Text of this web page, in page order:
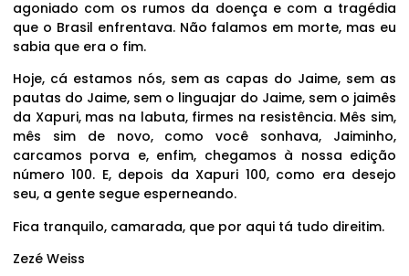
agoniado com os rumos da doença e com a tragédia
que o Brasil enfrentava. Não falamos em morte, mas eu
sabia que era o fim.
Hoje, cá estamos nós, sem as capas do Jaime, sem as
pautas do Jaime, sem o linguajar do Jaime, sem o jaimês
da Xapuri, mas na labuta, firmes na resistência. Mês sim,
mês sim de novo, como você sonhava, Jaiminho,
carcamos porva e, enfim, chegamos à nossa edição
número 100. E, depois da Xapuri 100, como era desejo
seu, a gente segue esperneando.
Fica tranquilo, camarada, que por aqui tá tudo direitim.
Zezé Weiss